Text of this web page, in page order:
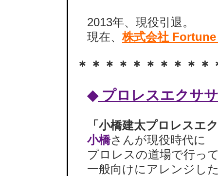
2013年、現役引退。
現在、株式会社
＊＊＊＊＊＊＊＊＊
◆プロレスエクサ
「小橋建太プロレスエ
小橋さんが現役時代に
プロレスの道場で行っ
一般向けにアレンジし